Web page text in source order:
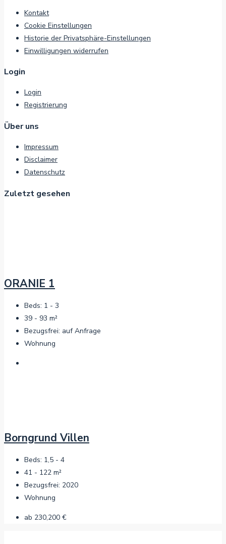
Kontakt
Cookie Einstellungen
Historie der Privatsphäre-Einstellungen
Einwilligungen widerrufen
Login
Login
Registrierung
Über uns
Impressum
Disclaimer
Datenschutz
Zuletzt gesehen
ORANIE 1
Beds: 1 - 3
39 - 93 m²
Bezugsfrei: auf Anfrage
Wohnung
Borngrund Villen
Beds: 1,5 - 4
41 - 122 m²
Bezugsfrei: 2020
Wohnung
ab 230,200 €